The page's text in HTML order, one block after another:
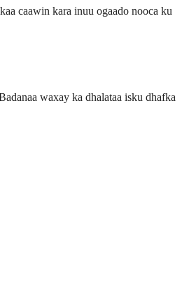
caawin kara inuu ogaado nooca ku
waxay ka dhalataa isku dhafka